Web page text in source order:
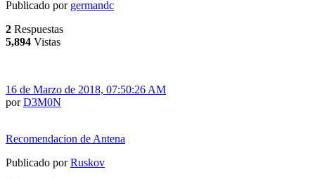
Publicado por germandc
2 Respuestas
5,894 Vistas
16 de Marzo de 2018, 07:50:26 AM
porD3M0N
Recomendacion de Antena
Publicado porRuskov